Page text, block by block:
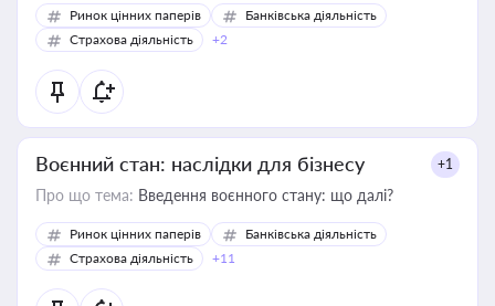
Ринок цінних паперів
Банківська діяльність
Страхова діяльність
+2
Воєнний стан: наслідки для бізнесу +1
Про що тема: Введення воєнного стану: що далі?
Ринок цінних паперів
Банківська діяльність
Страхова діяльність
+11